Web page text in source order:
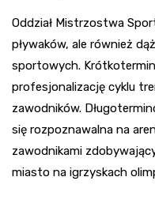
Oddział Mistrzostwa
pływaków, ale również
sportowych.
profesjonalizację cyklu
zawodników.
się rozpoznawalna na
zawodnikami
miasto na igrzyskach